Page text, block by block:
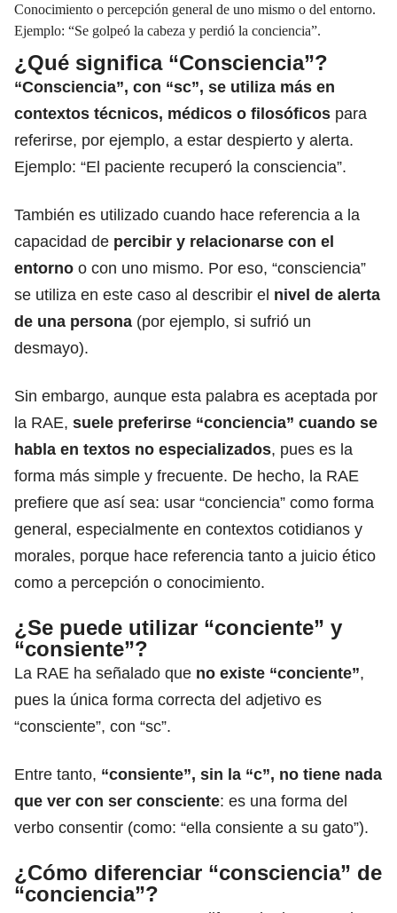
Conocimiento o percepción general de uno mismo o del entorno.
Ejemplo: “Se golpeó la cabeza y perdió la conciencia”.
¿Qué significa “Consciencia”?
“Consciencia”, con “sc”, se utiliza más en
contextos técnicos, médicos o filosóficos para
referirse, por ejemplo, a estar despierto y alerta.
Ejemplo: “El paciente recuperó la consciencia”.
También es utilizado cuando hace referencia a la
capacidad de percibir y relacionarse con el
entorno o con uno mismo. Por eso, “consciencia”
se utiliza en este caso al describir el nivel de alerta
de una persona (por ejemplo, si sufrió un
desmayo).
Sin embargo, aunque esta palabra es aceptada por
la RAE, suele preferirse “conciencia” cuando se
habla en textos no especializados, pues es la
forma más simple y frecuente. De hecho, la RAE
prefiere que así sea: usar “conciencia” como forma
general, especialmente en contextos cotidianos y
morales, porque hace referencia tanto a juicio ético
como a percepción o conocimiento.
¿Se puede utilizar “conciente” y
“consiente”?
La RAE ha señalado que no existe “conciente”,
pues la única forma correcta del adjetivo es
“consciente”, con “sc”.
Entre tanto, “consiente”, sin la “c”, no tiene nada
que ver con ser consciente: es una forma del
verbo consentir (como: “ella consiente a su gato”).
¿Cómo diferenciar “consciencia” de
“conciencia”?